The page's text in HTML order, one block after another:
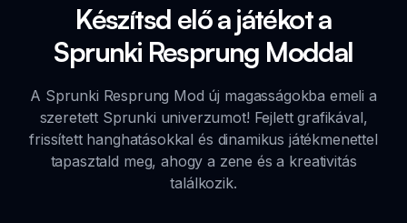
Készítsd elő a játékot a
Sprunki Resprung Moddal
A Sprunki Resprung Mod új magasságokba emeli a
szeretett Sprunki univerzumot! Fejlett grafikával,
frissített hanghatásokkal és dinamikus játékmenettel
tapasztald meg, ahogy a zene és a kreativitás
találkozik.